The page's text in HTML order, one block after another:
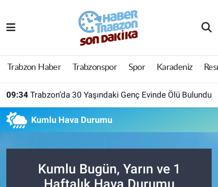
Trabzon Haber Trabzonspor Spor Karadeniz
09:34 Trabzon’da 30 Yaşındaki Genç Evinde Ölü Bulundu
Kumlu Hava Durumu
Kumlu Bugün, Yarın ve 1
Haftalık Hava Durumu
Trabzon Haber
Trabzonspor
Trabzon Nöbetçi Eczaneler
Trabzon Hava Durumu
Tüm Manşetler